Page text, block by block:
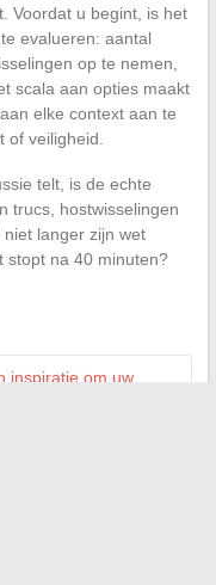
Voordat u begint, is het
evalueren: aantal
op te nemen,
scala aan opties maakt
elke context aan te
veiligheid.
telt, is de echte
trucs, hostwisselingen
langer zijn wet
stopt na 40 minuten?
inspiratie om uw